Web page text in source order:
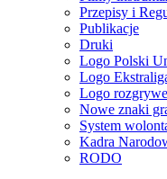
Przepisy i
Publikacje
Druki
Logo Polski
Logo
Logo
Nowe znaki
System
Kadra
RODO